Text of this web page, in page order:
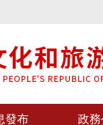
發布 政務